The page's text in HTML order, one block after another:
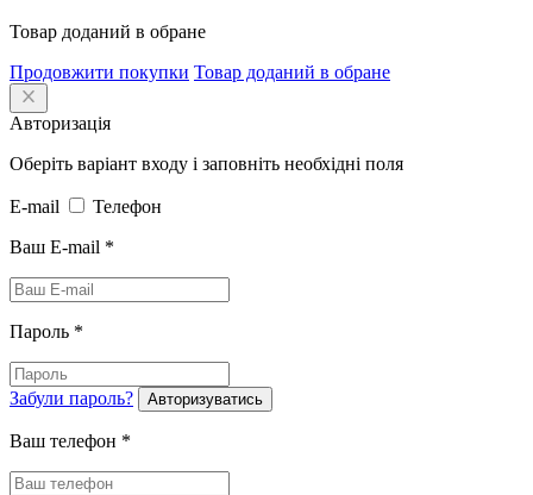
Товар доданий в обране
Продовжити покупки Товар доданий в обране
Авторизація
Оберіть варіант входу і заповніть необхідні поля
E-mail
Телефон
Ваш E-mail *
Пароль *
Забули пароль? Авторизуватись
Ваш телефон *